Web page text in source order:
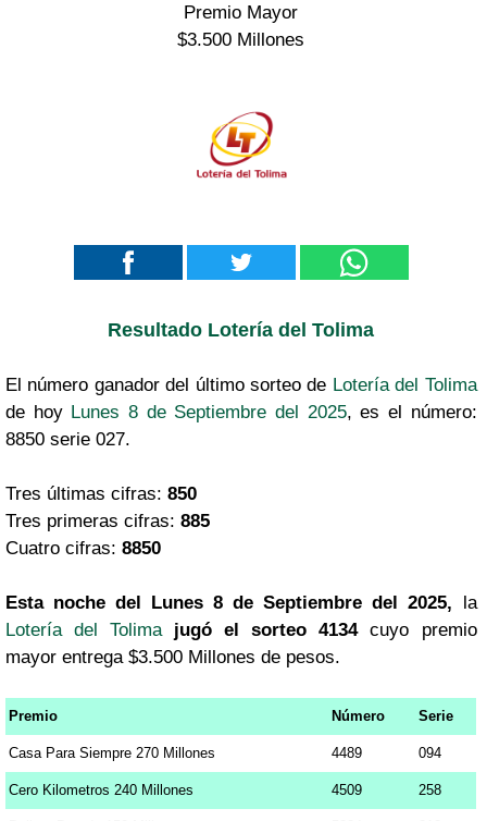
Premio Mayor
$3.500 Millones
Resultado Lotería del Tolima
El número ganador del último sorteo de Lotería del Tolima
de hoy Lunes 8 de Septiembre del 2025, es el número:
8850 serie 027.
Tres últimas cifras: 850
Tres primeras cifras: 885
Cuatro cifras: 8850
Esta noche del Lunes 8 de Septiembre del 2025, la
Lotería del Tolima
jugó el sorteo 4134cuyo premio
mayor entrega $3.500 Millones de pesos.
Premio Número Serie
Casa Para Siempre 270 Millones 4489 094
Cero Kilometros 240 Millones 4509 258